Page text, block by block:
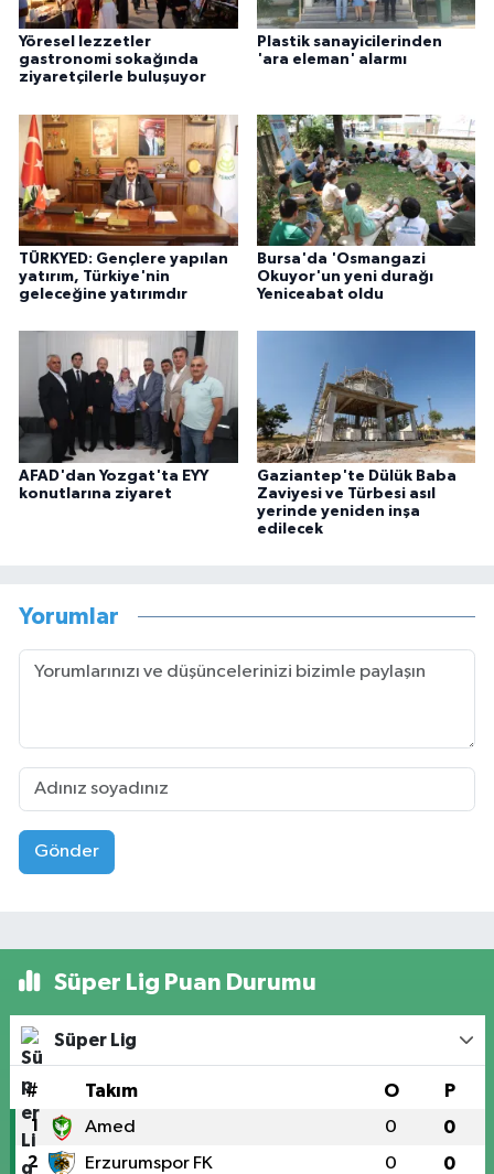
Yöresel lezzetler
gastronomi sokağında
ziyaretçilerle buluşuyor
Plastik sanayicilerinden
'ara eleman' alarmı
TÜRKYED: Gençlere yapılan
yatırım, Türkiye'nin
geleceğine yatırımdır
Bursa'da 'Osmangazi
Okuyor'un yeni durağı
Yeniceabat oldu
AFAD'dan Yozgat'ta EYY
konutlarına ziyaret
Gaziantep'te Dülük Baba
Zaviyesi ve Türbesi asıl
yerinde yeniden inşa
edilecek
Yorumlar
Gönder
Süper Lig Puan Durumu
Süper Lig
# Takım O P
1 Amed 0 0
2 Erzurumspor FK 0 0